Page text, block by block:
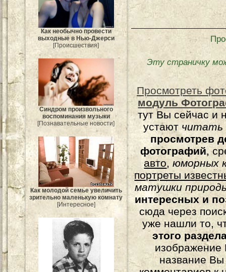
Как необычно провести
выходные в Нью-Джерси
[Происшествия]
Синдром произвольного
воспоминания музыки
[Познавательные новости]
Как молодой семье увеличить
зрительно маленькую комнату
[Интересное]
Эту страничку
Просмотреть
модуль
тут Вы сейчас и
устают читать
просмотрев
фотографий,
авто,юморных
портреты
матушки
интересных и
сюда через
уже нашли то,
этого
изображение
название